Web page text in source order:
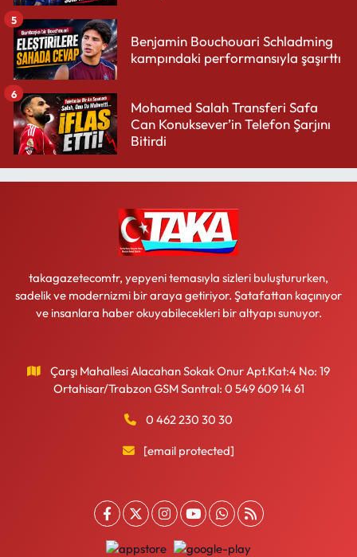
Benjamin Bouchouari Schladming
kampındaki performansıyla şaşırttı
5
Mohamed Salah Transferi Safa
Can Konuksever’in Telefon Şarjını
Bitirdi
6
takagazetecomtr, yepyeni temasıyla sizleri buluştururken,
sadelik ve modernizmi bir araya getiriyor. Şatafattan kaçınıyor
ve insanlara haber okuyabilecekleri bir altyapı sunuyor.
Çarşı Mahallesi Alacahan Sokak Onur Apt.Kat:4 No: 19
Ortahisar/Trabzon GSM Santral: 0 549 609 14 61
0 462 230 30 30
[email protected]